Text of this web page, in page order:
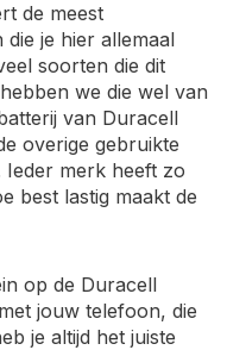
de meest
je hier allemaal
soorten die dit
we die wel van
van Duracell
overige gebruikte
Ieder merk heeft zo
best lastig maakt de
op de Duracell
jouw telefoon, die
je altijd het juiste